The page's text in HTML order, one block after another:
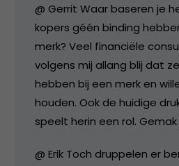
@ Gerrit Waar baseren je
kopers géén binding
merk? Veel financiële
volgens mij allang blij dat
hebben bij een merk en
houden. Ook de huidige
speelt herin een rol. Gemak
@ Erik Toch druppelen er